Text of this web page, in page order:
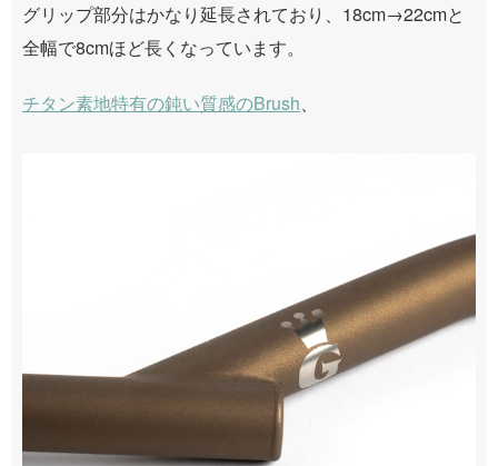
グリップ部分はかなり延長されており、18cm→22cmと
全幅で8cmほど長くなっています。
チタン素地特有の鈍い質感のBrush、